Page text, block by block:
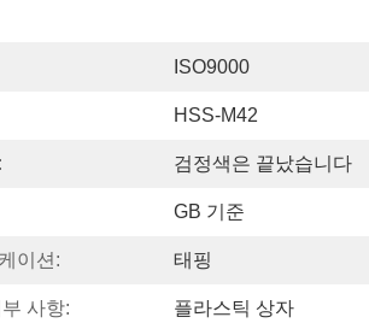
ISO9000
HSS-M42
검정색은 끝났습니다
GB 기준
이션: 태핑
사항: 플라스틱 상자